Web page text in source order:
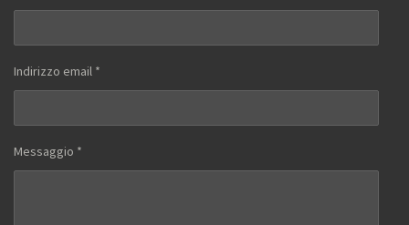
Indirizzo email *
Messaggio *